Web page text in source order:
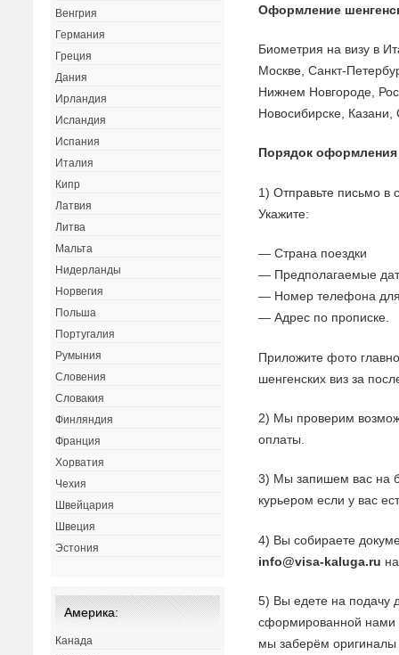
Оформление
Биометрия на визу в
Москве, Санкт-
Нижнем Новгороде,
Новосибирске,
Порядок
1) Отправьте письмо
Укажите:
— Страна поездки
— Предполагаемые
— Номер телефона для
— Адрес по прописке.
Приложите фото
шенгенских виз за
2) Мы проверим
оплаты.
3) Мы запишем вас на
курьером если у вас
4) Вы собираете
info@visa-kaluga.ru
5) Вы едете на подачу
сформированной нами
мы заберём оригиналы
Венгрия
Германия
Греция
Дания
Ирландия
Исландия
Испания
Италия
Кипр
Латвия
Литва
Мальта
Нидерланды
Норвегия
Польша
Португалия
Румыния
Словения
Словакия
Финляндия
Франция
Хорватия
Чехия
Швейцария
Швеция
Эстония
Америка:
Канада